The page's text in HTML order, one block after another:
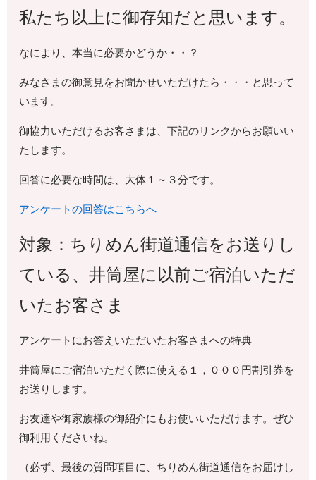
私たち以上に御存知だと思います。
なにより、本当に必要かどうか・・？
みなさまの御意見をお聞かせいただけたら・・・と思って
います。
御協力いただけるお客さまは、下記のリンクからお願いい
たします。
回答に必要な時間は、大体１～３分です。
アンケートの回答はこちらへ
対象：ちりめん街道通信をお送りし
ている、井筒屋に以前ご宿泊いただ
いたお客さま
アンケートにお答えいただいたお客さまへの特典
井筒屋にご宿泊いただく際に使える１，０００円割引券を
お送りします。
お友達や御家族様の御紹介にもお使いいただけます。ぜひ
御利用くださいね。
（必ず、最後の質問項目に、ちりめん街道通信をお届けし